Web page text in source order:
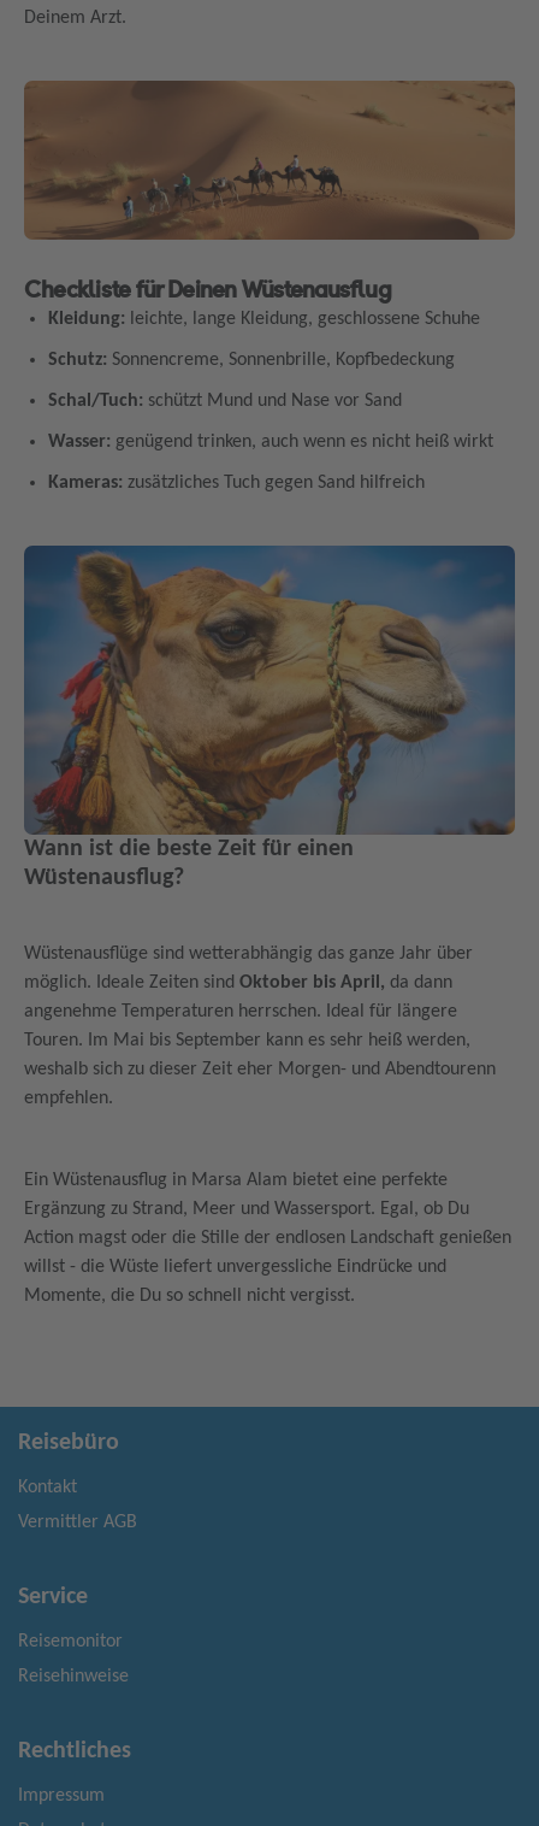
Deinem Arzt.
Checkliste für Deinen Wüstenausflug
Kleidung: leichte, lange Kleidung, geschlossene Schuhe
Schutz: Sonnencreme, Sonnenbrille, Kopfbedeckung
Schal/Tuch: schützt Mund und Nase vor Sand
Wasser: genügend trinken, auch wenn es nicht heiß wirkt
Kameras: zusätzliches Tuch gegen Sand hilfreich
Wann ist die beste Zeit für einen
Wüstenausflug?
Wüstenausflüge sind wetterabhängig das ganze Jahr über
möglich. Ideale Zeiten sind Oktober bis April, da dann
angenehme Temperaturen herrschen. Ideal für längere
Touren. Im Mai bis September kann es sehr heiß werden,
weshalb sich zu dieser Zeit eher Morgen- und Abendtourenn
empfehlen.
Ein Wüstenausflug in Marsa Alam bietet eine perfekte
Ergänzung zu Strand, Meer und Wassersport. Egal, ob Du
Action magst oder die Stille der endlosen Landschaft genießen
willst - die Wüste liefert unvergessliche Eindrücke und
Momente, die Du so schnell nicht vergisst.
Reisebüro
Kontakt
Vermittler AGB
Service
Reisemonitor
Reisehinweise
Rechtliches
Impressum